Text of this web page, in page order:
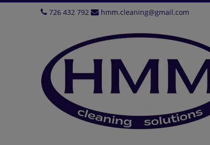
726 432 792
hmm.cleaning@gmail.com